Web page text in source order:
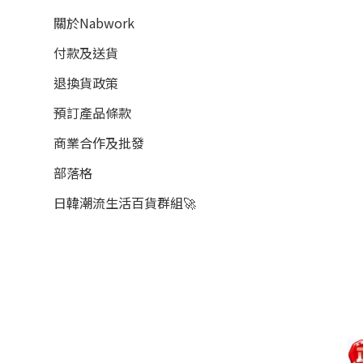
關於Nabwork
付款及送貨
退換貨政策
預訂產品條款
商業合作及批發
部落格
日韓潮流生活百貨群組🚀